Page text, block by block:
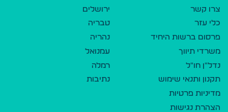
צרו קשר
כלי עזר
פרסום ברשות היחיד
משרדי תיווך
נדל"ן חו"ל
תקנון ותנאי שימוש
מדיניות פרטיות
הצהרת נגישות
ירושלים
טבריה
נהריה
עמנואל
רמלה
נתיבות